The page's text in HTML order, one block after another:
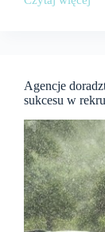
Metody
Klucz
do
i
efektywnej
edukacji
korporacyjnej
Agencje
sukcesu w